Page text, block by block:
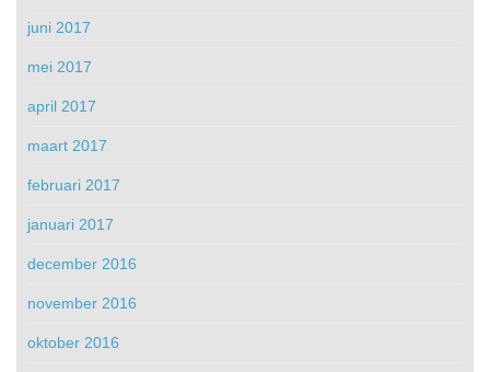
juni 2017
mei 2017
april 2017
maart 2017
februari 2017
januari 2017
december 2016
november 2016
oktober 2016